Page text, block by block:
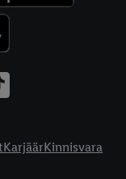
KarjäärKinnisvara